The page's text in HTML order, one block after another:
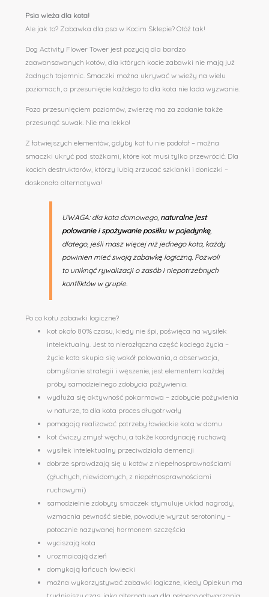
Psia wieża dla kota!
Ale jak to? Zabawka dla psa w Kocim Sklepie? Otóż tak!
Dog Activity Flower Tower jest pozycją dla bardzo
zaawansowanych kotów, dla których kocie zabawki nie mają już
żadnych tajemnic. Smaczki można ukrywać w wieży na wielu
poziomach, a przesunięcie każdego to dla kota nie lada wyzwanie.
Poza przesunięciem poziomów, zwierzę ma za zadanie także
przesunąć suwak. Nie ma lekko!
Z łatwiejszych elementów, gdyby kot tu nie podołał – można
smaczki ukryć pod stożkami, które kot musi tylko przewrócić. Dla
kocich destruktorów, którzy lubią zrzucać szklanki i doniczki –
doskonała alternatywa!
UWAGA: dla kota domowego, naturalne jest
polowanie i spożywanie posiłku w pojedynkę,
dlatego, jeśli masz więcej niż jednego kota, każdy
powinien mieć swoją zabawkę logiczną. Pozwoli
to uniknąć rywalizacji o zasób i niepotrzebnych
konfliktów w grupie.
Po co kotu zabawki logiczne?
kot około 80% czasu, kiedy nie śpi, poświęca na wysiłek
intelektualny. Jest to nierozłączna część kociego życia –
życie kota skupia się wokół polowania, a obserwacja,
obmyślanie strategii i węszenie, jest elementem każdej
próby samodzielnego zdobycia pożywienia.
wydłuża się aktywność pokarmowa – zdobycie pożywienia
w naturze, to dla kota proces długotrwały
pomagają realizować potrzeby łowieckie kota w domu
kot ćwiczy zmysł węchu, a także koordynację ruchową
wysiłek intelektualny przeciwdziała demencji
dobrze sprawdzają się u kotów z niepełnosprawnościami
(głuchych, niewidomych, z niepełnosprawnościami
ruchowymi)
samodzielnie zdobyty smaczek stymuluje układ nagrody,
wzmacnia pewność siebie, powoduje wyrzut serotoniny –
potocznie nazywanej hormonem szczęścia
wyciszają kota
urozmaicają dzień
domykają łańcuch łowiecki
można wykorzystywać zabawki logiczne, kiedy Opiekun ma